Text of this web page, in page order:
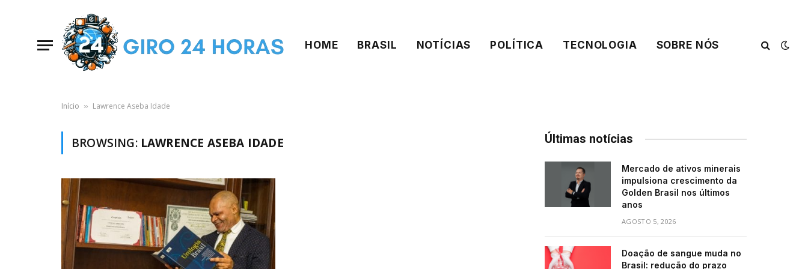
HOME BRASIL NOTÍCIAS POLÍTICA TECNOLOGIA SOBRE NÓS
Início » Lawrence Aseba Idade
BROWSING: LAWRENCE ASEBA IDADE Últimas notícias
Mercado de ativos minerais
impulsiona crescimento da
Golden Brasil nos últimos
anos
AGOSTO 5, 2026
Doação de sangue muda no
Brasil: redução do prazo